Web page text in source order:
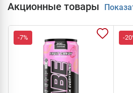
Акционные товары
-7% -